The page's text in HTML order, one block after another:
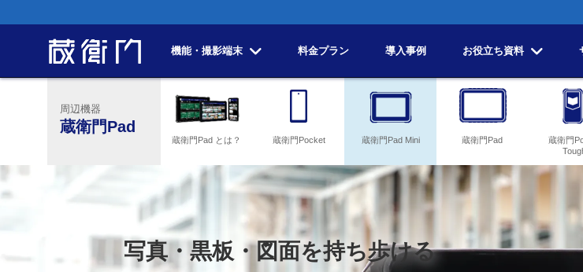
機能・撮影端末 料金プラン 導入事例 お役立ち資料
周辺機器
蔵衛門Pad
蔵衛門Pad とは？ 蔵衛門Pocket 蔵衛門Pad Mini 蔵衛門Pad
蔵衛門
写真・黒板・図面を持ち歩ける